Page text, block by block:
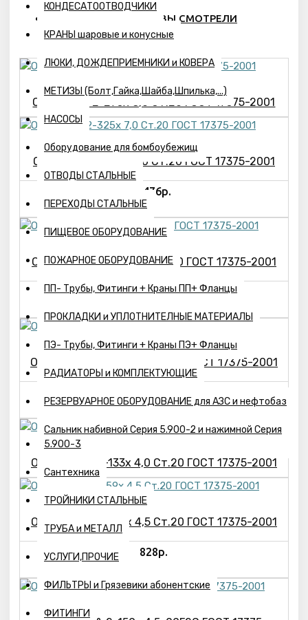
КОНДЕСАТООТВОДЧИКИ
КРАНЫ шаровые и конусные
ЛЮКИ, ДОЖДЕПРИЕМНИКИ и КОВЕРА
МЕТИЗЫ (Болт,Гайка,Шайба,Шпилька,...)
НАСОСЫ
Оборудование для бомбоубежищ
ОТВОДЫ СТАЛЬНЫЕ
ПЕРЕХОДЫ СТАЛЬНЫЕ
ПИЩЕВОЕ ОБОРУДОВАНИЕ
ПОЖАРНОЕ ОБОРУДОВАНИЕ
ПП- Трубы, Фитинги + Краны ПП+ Фланцы
ПРОКЛАДКИ и УПЛОТНИТЕЛНЫЕ МАТЕРИАЛЫ
ПЭ- Трубы, Фитинги + Краны ПЭ+ Фланцы
РАДИАТОРЫ и КОМПЛЕКТУЮЩИЕ
РЕЗЕРВУАРНОЕ ОБОРУДОВАНИЕ для АЗС и нефтобаз
Сальник набивной Серия 5.900-2 и нажимной Серия
5.900-3
Сантехника
ТРОЙНИКИ СТАЛЬНЫЕ
ТРУБА и МЕТАЛЛ
УСЛУГИ,ПРОЧИЕ
ФИЛЬТРЫ и Грязевики абонентские
ФИТИНГИ
ВЫ СМОТРЕЛИ
Отвод 45°-2-273х 8,0 Ст.20 ГОСТ 17375-2001
Отвод 45°-2-325х 7,0 Ст.20 ГОСТ 17375-2001
7476р.
Отвод П15°-2- 89х 3,5 Ст.20 ГОСТ 17375-2001
241р.
Отвод П15°-2-108х 4,0 Cт.20 ГОСТ 17375-2001
Отвод П15°-2-133х 4,0 Cт.20 ГОСТ 17375-2001
Отвод П15°-2-159х 4,5 Ст.20 ГОСТ 17375-2001
828р.